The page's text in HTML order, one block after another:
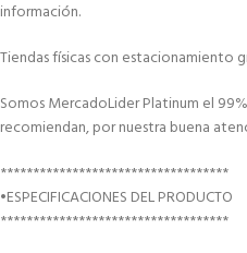
información.
Tiendas físicas con estacionamiento
Somos MercadoLider Platinum el
recomiendan, por nuestra buena
***********************************
•ESPECIFICACIONES DEL PRODUCTO
***********************************